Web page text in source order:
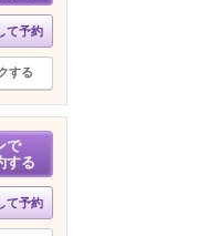
て予約
する
で
する
て予約